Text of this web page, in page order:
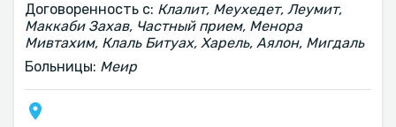
Договоренность с: Клалит, Меухедет, Леумит,
Маккаби Захав, Частный прием, Менора
Мивтахим, Клаль Битуах, Харель, Аялон, Мигдаль
Больницы: Меир